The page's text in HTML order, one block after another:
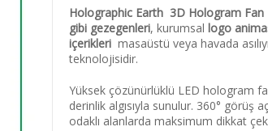
Holographic Earth 3D Hologram Fan
gibi gezegenleri, kurumsal logo
içerikleri masaüstü veya havada
teknolojisidir.
Yüksek çözünürlüklü LED hologram
derinlik algısıyla sunulur. 360° görüş
odaklı alanlarda maksimum dikkat